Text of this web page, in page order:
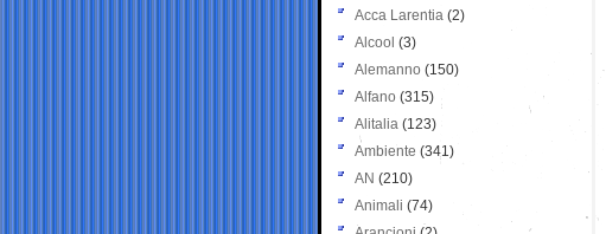
Acca Larentia (2)
Alcool (3)
Alemanno (150)
Alfano (315)
Alitalia (123)
Ambiente (341)
AN (210)
Animali (74)